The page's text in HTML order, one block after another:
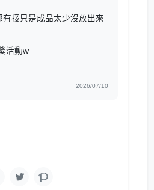
接只是成品太少沒放出來
活動w
2026/07/10